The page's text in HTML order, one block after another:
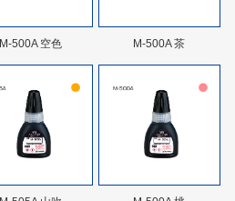
M-500A 空色 M-500A 茶